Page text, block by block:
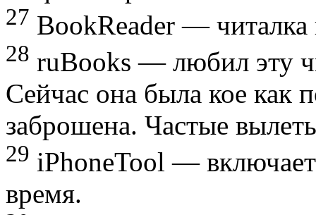
27 BookReader — читалка
28 ruBooks — любил эту
Сейчас она была кое как
заброшена. Частые
29 iPhoneTool —
время.